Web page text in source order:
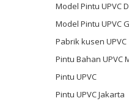
Model Pintu UPVC
Model Pintu UPVC
Pabrik kusen UPVC
Pintu Bahan UPVC
Pintu UPVC
Pintu UPVC Jakarta